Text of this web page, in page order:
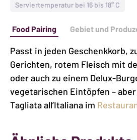
Serviertemperatur bei 16 bis 18° C
Food Pairing Gebiet und
Passt in jeden Geschenkkorb,
Gerichten, rotem Fleisch mit
oder auch zu einem Delux-
vegetarischen Eintöpfen –
Tagliata all’Italiana im